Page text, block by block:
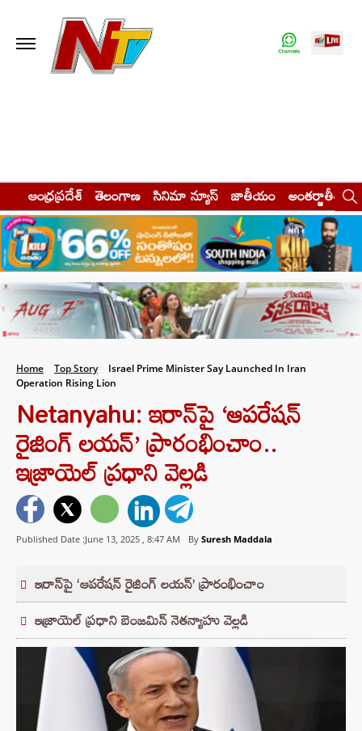
ఆంధ్రప్రదేశ్ తెలంగాణ సినిమా న్యూస్ జాతీయం అంతర్జాతీయం
Home Top Story
Israel Prime Minister Say Launched In Iran
Operation Rising Lion
Netanyahu: ఇరాన్‌పై ‘ఆపరేషన్‌
రైజింగ్‌ లయన్‌’ ప్రారంభించాం..
ఇజ్రాయెల్ ప్రధాని వెల్లడి
Published Date :June 13, 2025 , 8:47 AM By Suresh Maddala
ఇరాన్‌పై ‘ఆపరేషన్‌ రైజింగ్‌ లయన్‌’ ప్రారంభించాం
ఇజ్రాయెల్ ప్రధాని బెంజమిన్ నెతన్యాహు వెల్లడి